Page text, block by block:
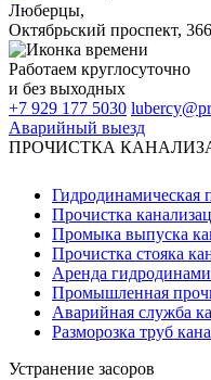
Люберцы,
Октябрьский проспект, 366
Работаем круглосуточно
и без выходных
+7 929 177 5030
Аварийный выезд
ПРОЧИСТКА
Гидродинамическая
Прочистка
Промыка выпуска
Прочистка стояка
Аренда
Промышленная
Аварийная служба
Разморозка труб
Устранение засоров